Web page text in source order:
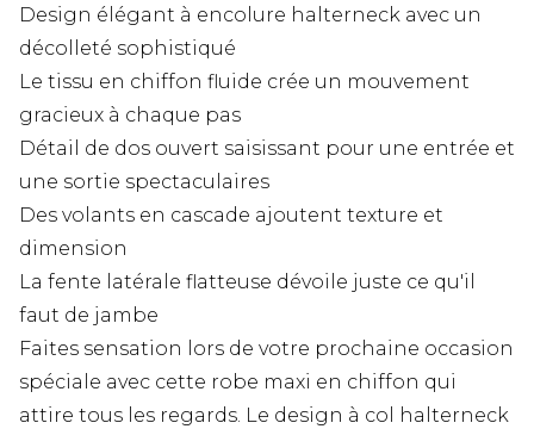
Design élégant à encolure halterneck avec un
décolleté sophistiqué
Le tissu en chiffon fluide crée un mouvement
gracieux à chaque pas
Détail de dos ouvert saisissant pour une entrée et
une sortie spectaculaires
Des volants en cascade ajoutent texture et
dimension
La fente latérale flatteuse dévoile juste ce qu'il
faut de jambe
Faites sensation lors de votre prochaine occasion
spéciale avec cette robe maxi en chiffon qui
attire tous les regards. Le design à col halterneck